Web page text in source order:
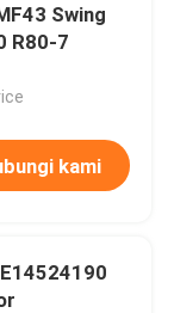
Swing
R80-7
kami